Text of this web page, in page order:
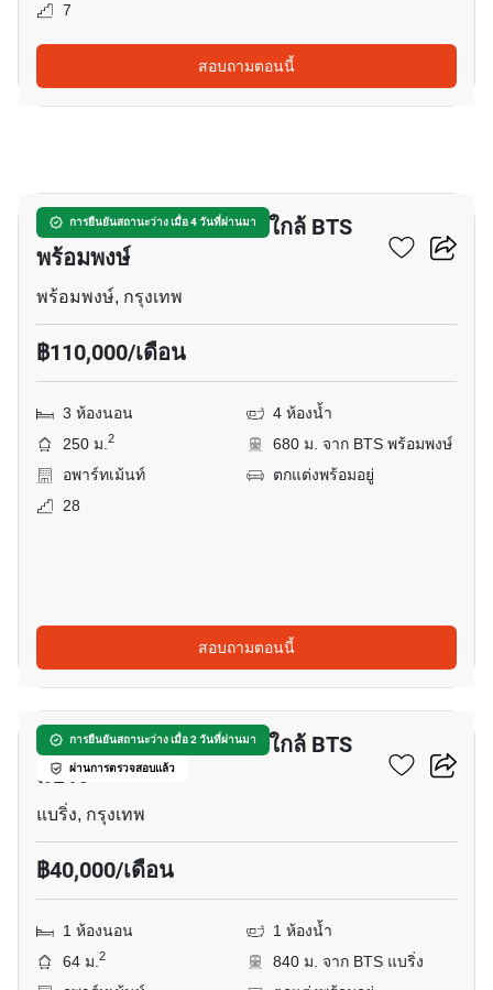
7
สอบถามตอนนี้
การยืนยันสถานะว่าง เมื่อ 4 วันที่ผ่านมา
อพาร์ทเมนต์ 3-ห้องนอน ใกล้ BTS
พร้อมพงษ์
พร้อมพงษ์, กรุงเทพ
฿110,000/เดือน
3 ห้องนอน
4 ห้องน้ำ
250 ม.2
680 ม. จาก BTS พร้อมพงษ์
อพาร์ทเม้นท์
ตกแต่งพร้อมอยู่
28
สอบถามตอนนี้
การยืนยันสถานะว่าง เมื่อ 2 วันที่ผ่านมา
ผ่านการตรวจสอบแล้ว
17
อพาร์ทเมนต์ 1-ห้องนอน ใกล้ BTS
แบริ่ง
แบริ่ง, กรุงเทพ
฿40,000/เดือน
1 ห้องนอน
1 ห้องน้ำ
64 ม.2
840 ม. จาก BTS แบริ่ง